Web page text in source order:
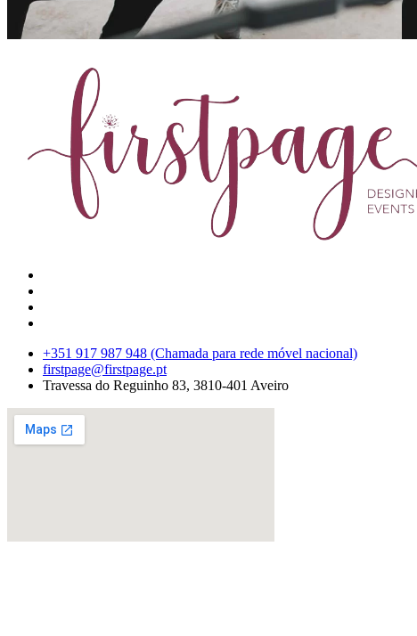
+351 917 987 948 (Chamada para rede móvel nacional)
firstpage@firstpage.pt
Travessa do Reguinho 83, 3810-401 Aveiro